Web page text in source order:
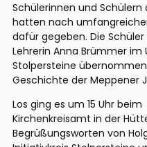
Schülerinnen und
hatten nach
dafür gegeben. Die
Lehrerin Anna Brümmer
Stolpersteine
Geschichte der Meppener
Los ging es um 15 Uhr
Kirchenkreisamt in der
Begrüßungsworten von